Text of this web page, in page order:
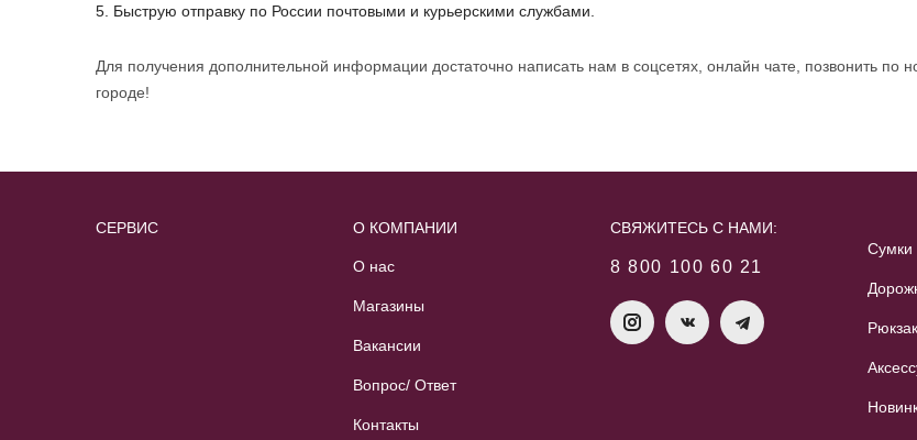
Быструю отправку по России почтовыми и курьерскими службами.
Для получения дополнительной информации достаточно написать нам в соцсетях, онлайн чате, позвонить по
городе!
СЕРВИС О КОМПАНИИ
О нас
Магазины
Вакансии
Вопрос/ Ответ
Контакты
СВЯЖИТЕСЬ С НАМИ:
8 800 100 60 21
Сумки